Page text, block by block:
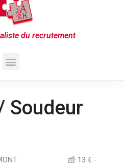
du recrutement
Soudeur
13 €-